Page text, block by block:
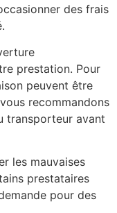
des frais
prestation. Pour
peuvent être
recommandons
transporteur avant
les mauvaises
prestataires
pour des